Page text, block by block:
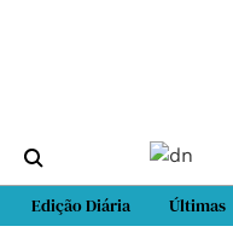
Edição Diária Últimas